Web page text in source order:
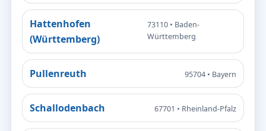
Hattenhofen
(Württemberg)
73110 • Baden-
Württemberg
Pullenreuth 95704 • Bayern
Schallodenbach 67701 • Rheinland-Pfalz